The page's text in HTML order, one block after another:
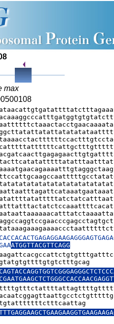
max
ATGGTTACGTTCAGG